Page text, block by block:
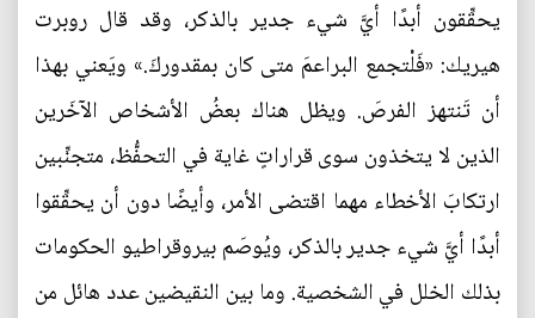
يحقِّقون أبدًا أيَّ شيء جدير بالذكر، وقد قال روبرت
هيريك: «فَلْتجمع البراعمَ متى كان بمقدوركَ.» ويَعني بهذا
أن تَنتهز الفرصَ. ويظل هناك بعضُ الأشخاص الآخَرين
الذين لا يتخذون سوى قراراتٍ غاية في التحفُّظ، متجنِّبين
ارتكابَ الأخطاء مهما اقتضى الأمر، وأيضًا دون أن يحقِّقوا
أبدًا أيَّ شيء جدير بالذكر، ويُوصَم بيروقراطيو الحكومات
بذلك الخلل في الشخصية. وما بين النقيضين عدد هائل من